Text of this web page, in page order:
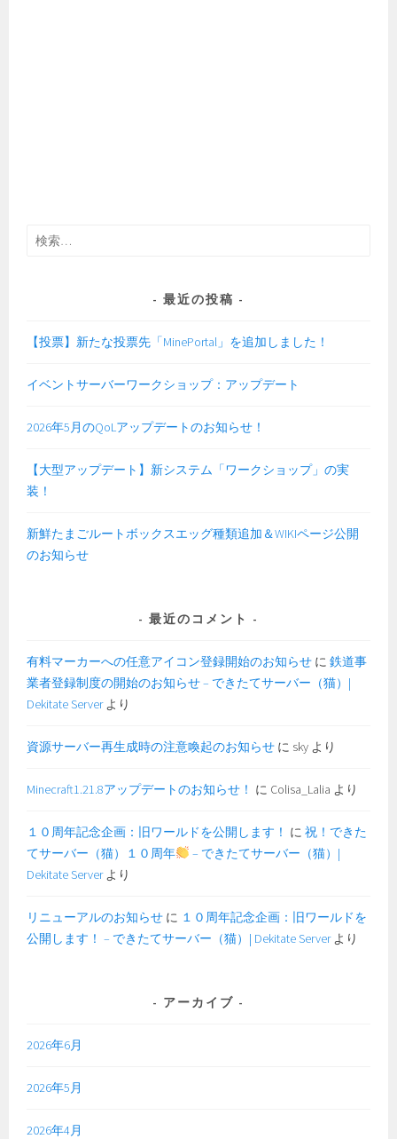
検
最近の投稿
【投票】新たな投票先「MinePortal」を追加しました！
イベントサーバーワークショップ：アップデート
2026年5月のQoLアップデートのお知らせ！
【大型アップデート】新システム「ワークショップ」の実
装！
新鮮たまごルートボックスエッグ種類追加＆WIKIページ公開
のお知らせ
最近のコメント
有料マーカーへの任意アイコン登録開始のお知らせ に鉄道事
業者登録制度の開始のお知らせ – できたてサーバー（猫）|
Dekitate Serverより
資源サーバー再生成時の注意喚起のお知らせ に sky より
Minecraft1.21.8アップデートのお知らせ！ に Colisa_Lalia より
１０周年記念企画：旧ワールドを公開します！ に祝！できた
てサーバー（猫）１０周年
– できたてサーバー（猫）|
Dekitate Serverより
リニューアルのお知らせ に １０周年記念企画：旧ワールドを
公開します！ – できたてサーバー（猫）| Dekitate Serverより
アーカイブ
2026年6月
2026年5月
2026年4月